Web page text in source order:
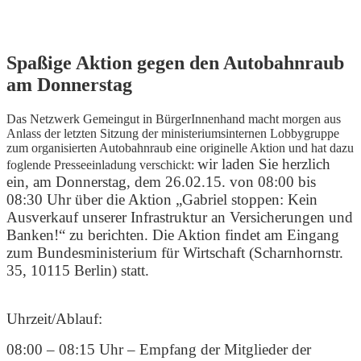
Skip
to
content
Spaßige Aktion gegen den Autobahnraub
am Donnerstag
Das Netzwerk Gemeingut in BürgerInnenhand macht morgen aus
Anlass der letzten Sitzung der ministeriumsinternen Lobbygruppe
zum organisierten Autobahnraub eine originelle Aktion und hat dazu
foglende Presseeinladung verschickt: wir laden Sie herzlich
ein, am Donnerstag, dem 26.02.15. von 08:00 bis
08:30 Uhr über die Aktion „Gabriel stoppen: Kein
Ausverkauf unserer Infrastruktur an Versicherungen und
Banken!“ zu berichten. Die Aktion findet am Eingang
zum Bundesministerium für Wirtschaft (Scharnhornstr.
35, 10115 Berlin) statt.
Uhrzeit/Ablauf:
08:00 – 08:15 Uhr – Empfang der Mitglieder der